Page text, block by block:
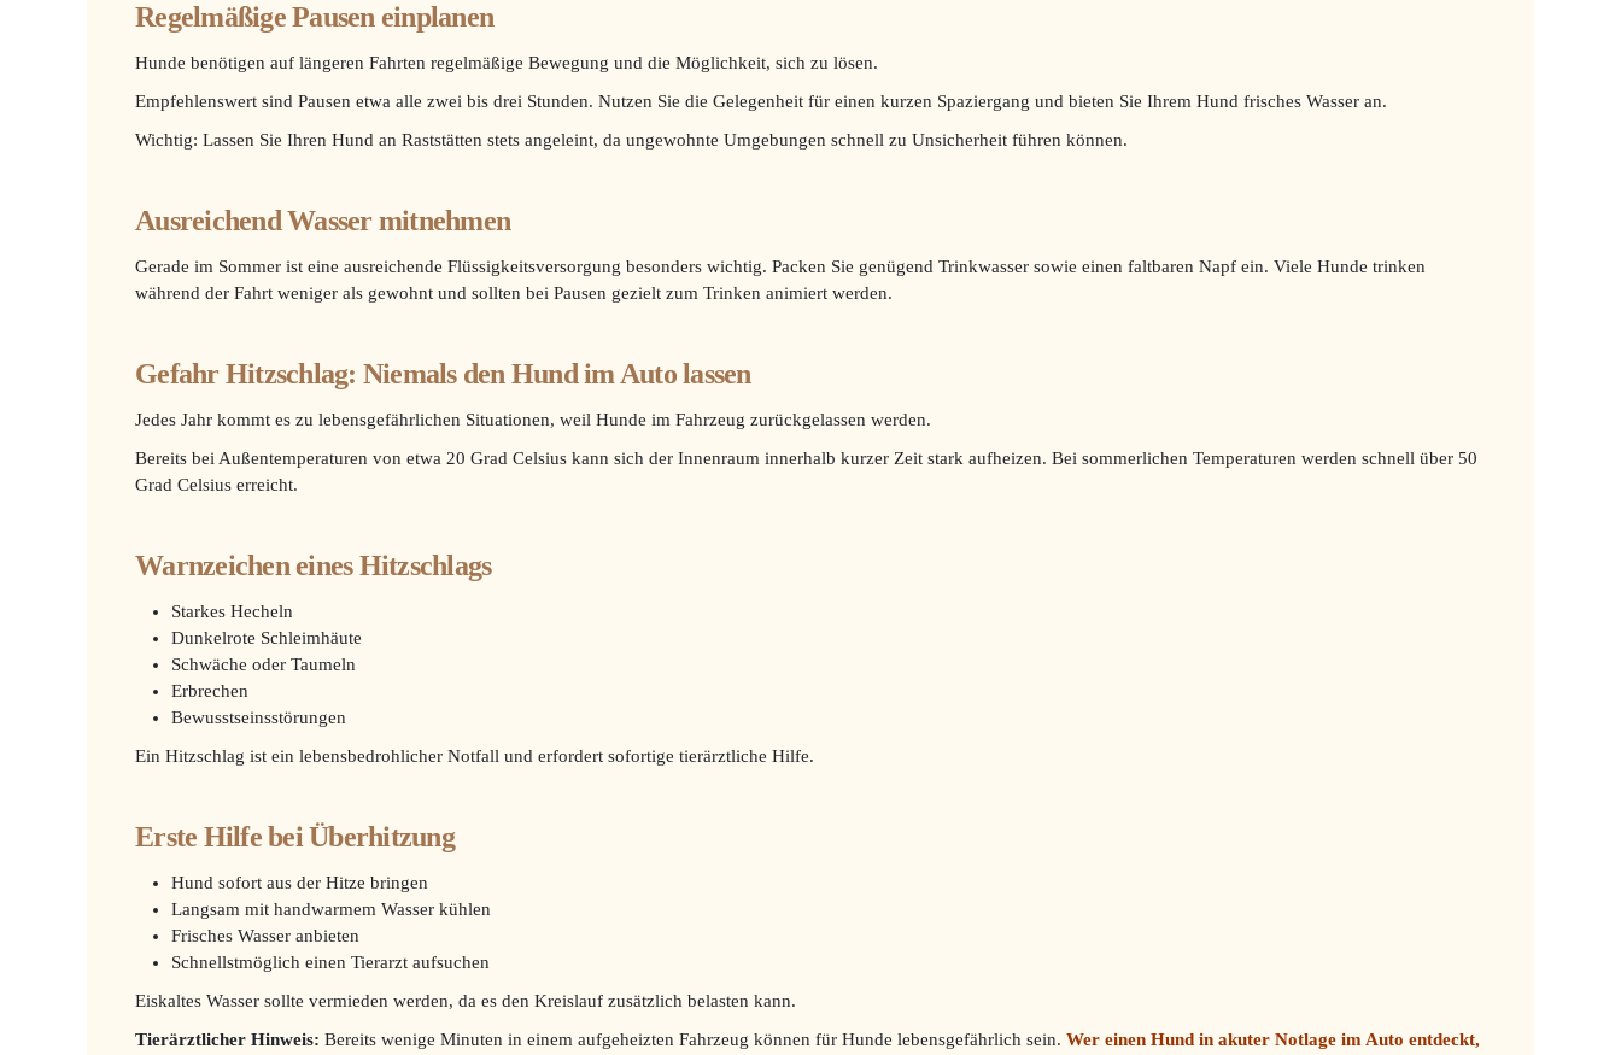
Regelmäßige Pausen einplanen
Hunde benötigen auf längeren Fahrten regelmäßige Bewegung und die Möglichkeit, sich zu lösen.
Empfehlenswert sind Pausen etwa alle zwei bis drei Stunden. Nutzen Sie die Gelegenheit für einen kurzen Spaziergang und bieten Sie Ihrem Hund frisches Wasser an.
Wichtig: Lassen Sie Ihren Hund an Raststätten stets angeleint, da ungewohnte Umgebungen schnell zu Unsicherheit führen können.
Ausreichend Wasser mitnehmen
Gerade im Sommer ist eine ausreichende Flüssigkeitsversorgung besonders wichtig. Packen Sie genügend Trinkwasser sowie einen faltbaren Napf ein. Viele Hunde trinken
während der Fahrt weniger als gewohnt und sollten bei Pausen gezielt zum Trinken animiert werden.
Gefahr Hitzschlag: Niemals den Hund im Auto lassen
Jedes Jahr kommt es zu lebensgefährlichen Situationen, weil Hunde im Fahrzeug zurückgelassen werden.
Bereits bei Außentemperaturen von etwa 20 Grad Celsius kann sich der Innenraum innerhalb kurzer Zeit stark aufheizen. Bei sommerlichen Temperaturen werden schnell über 50
Grad Celsius erreicht.
Warnzeichen eines Hitzschlags
Starkes Hecheln
Dunkelrote Schleimhäute
Schwäche oder Taumeln
Erbrechen
Bewusstseinsstörungen
Ein Hitzschlag ist ein lebensbedrohlicher Notfall und erfordert sofortige tierärztliche Hilfe.
Erste Hilfe bei Überhitzung
Hund sofort aus der Hitze bringen
Langsam mit handwarmem Wasser kühlen
Frisches Wasser anbieten
Schnellstmöglich einen Tierarzt aufsuchen
Eiskaltes Wasser sollte vermieden werden, da es den Kreislauf zusätzlich belasten kann.
Tierärztlicher Hinweis: Bereits wenige Minuten in einem aufgeheizten Fahrzeug können für Hunde lebensgefährlich sein. Wer einen Hund in akuter Notlage im Auto entdeckt,